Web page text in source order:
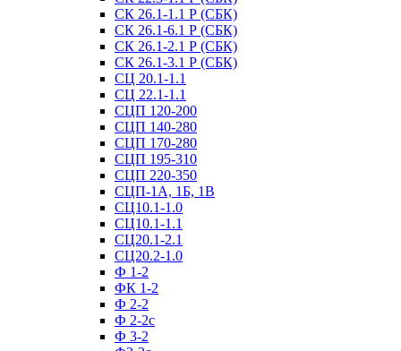
СК 26.1-1.1 Р (СБК)
СК 26.1-6.1 Р (СБК)
СК 26.1-2.1 Р (СБК)
СК 26.1-3.1 Р (СБК)
СЦ 20.1-1.1
СЦ 22.1-1.1
СЦП 120-200
СЦП 140-280
СЦП 170-280
СЦП 195-310
СЦП 220-350
СЦП-1А, 1Б, 1В
СЦ10.1-1.0
СЦ10.1-1.1
СЦ20.1-2.1
СЦ20.2-1.0
Ф 1-2
ФК 1-2
Ф 2-2
Ф 2-2с
Ф 3-2